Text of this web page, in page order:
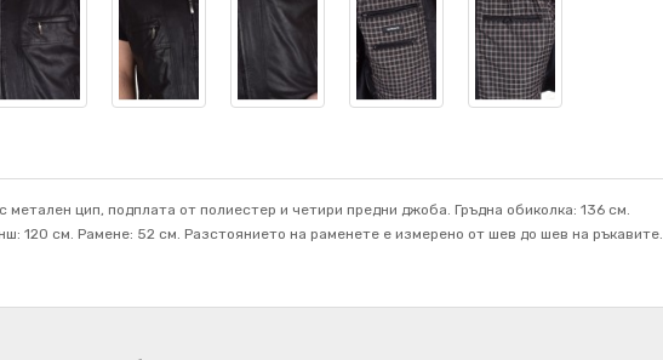
цип, подплата от полиестер и четири предни джоба. Гръдна обиколка: 136 см.
120 см. Рамене: 52 см. Разстоянието на раменете е измерено от шев до шев на ръкавите.